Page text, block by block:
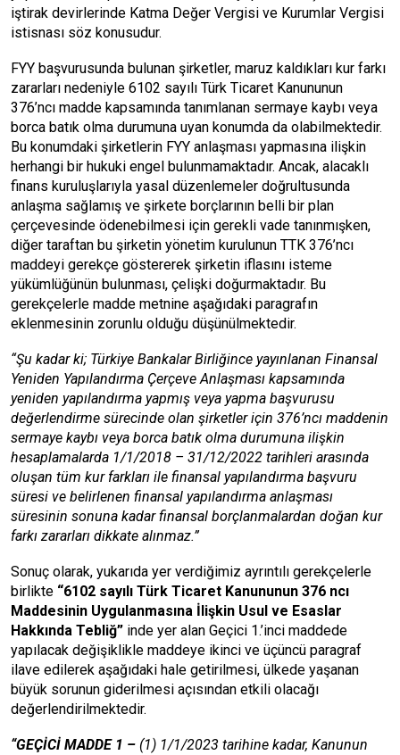
iştirak devirlerinde Katma Değer Vergisi ve Kurumlar Vergisi
istisnası söz konusudur.
FYY başvurusunda bulunan şirketler, maruz kaldıkları kur farkı
zararları nedeniyle 6102 sayılı Türk Ticaret Kanununun
376’ncı madde kapsamında tanımlanan sermaye kaybı veya
borca batık olma durumuna uyan konumda da olabilmektedir.
Bu konumdaki şirketlerin FYY anlaşması yapmasına ilişkin
herhangi bir hukuki engel bulunmamaktadır. Ancak, alacaklı
finans kuruluşlarıyla yasal düzenlemeler doğrultusunda
anlaşma sağlamış ve şirkete borçlarının belli bir plan
çerçevesinde ödenebilmesi için gerekli vade tanınmışken,
diğer taraftan bu şirketin yönetim kurulunun TTK 376’ncı
maddeyi gerekçe göstererek şirketin iflasını isteme
yükümlüğünün bulunması, çelişki doğurmaktadır. Bu
gerekçelerle madde metnine aşağıdaki paragrafın
eklenmesinin zorunlu olduğu düşünülmektedir.
“Şu kadar ki; Türkiye Bankalar Birliğince yayınlanan Finansal
Yeniden Yapılandırma Çerçeve Anlaşması kapsamında
yeniden yapılandırma yapmış veya yapma başvurusu
değerlendirme sürecinde olan şirketler için 376’ncı maddenin
sermaye kaybı veya borca batık olma durumuna ilişkin
hesaplamalarda 1/1/2018 – 31/12/2022 tarihleri arasında
oluşan tüm kur farkları ile finansal yapılandırma başvuru
süresi ve belirlenen finansal yapılandırma anlaşması
süresinin sonuna kadar finansal borçlanmalardan doğan kur
farkı zararları dikkate alınmaz.”
Sonuç olarak, yukarıda yer verdiğimiz ayrıntılı gerekçelerle
birlikte “6102 sayılı Türk Ticaret Kanununun 376 ncı
Maddesinin Uygulanmasına İlişkin Usul ve Esaslar
Hakkında Tebliğ” inde yer alan Geçici 1.’inci maddede
yapılacak değişiklikle maddeye ikinci ve üçüncü paragraf
ilave edilerek aşağıdaki hale getirilmesi, ülkede yaşanan
büyük sorunun giderilmesi açısından etkili olacağı
değerlendirilmektedir.
“GEÇİCİ MADDE 1 – (1) 1/1/2023 tarihine kadar, Kanunun